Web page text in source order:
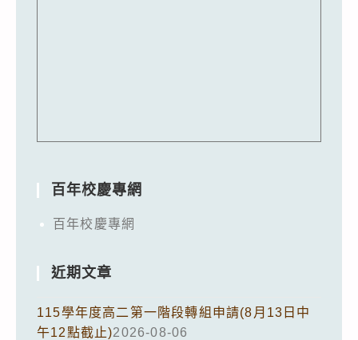
百年校慶專網
百年校慶專網
近期文章
115學年度高二第一階段轉組申請(8月13日中
午12點截止)2026-08-06